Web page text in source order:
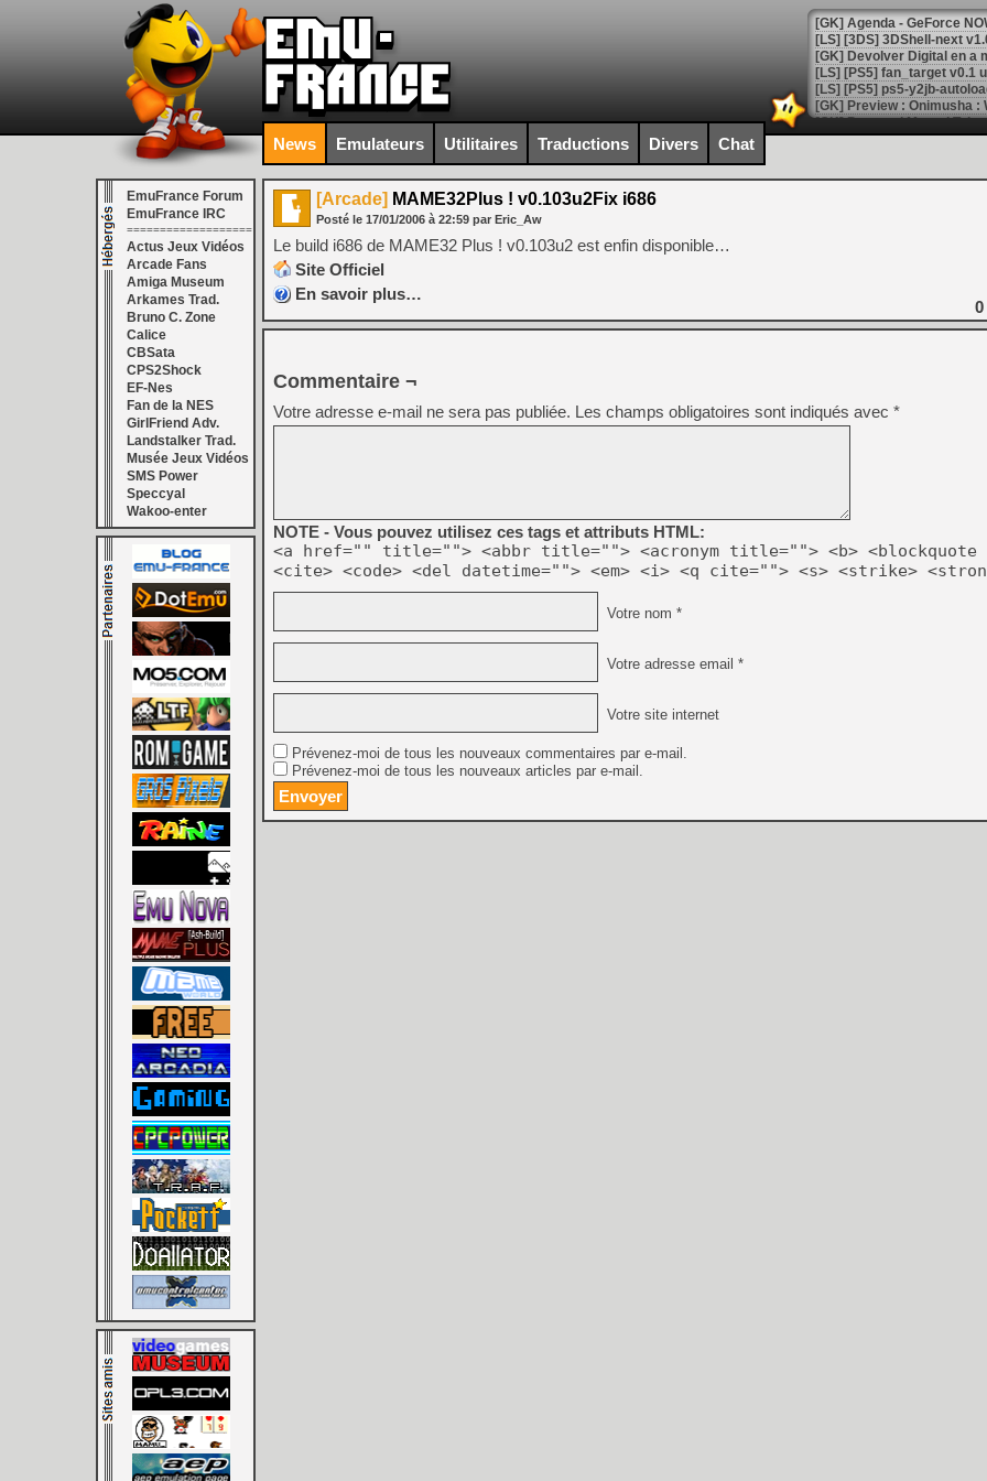
[GK] Agenda - GeForce
[GK] Devolver Digital en a
[LS] [PS5] ps5-y2jb-
[GK] Pourquoi Marvel
[GK] Test : Restory : Chill
[GK] GTA 6 : Rockstar
[GK] Hot Wheels Infinite
[GK] Mémoire cash -
[GK] Résultats Nintendo :
[GK] Déjà des
[Mo5] Brickboy cherche à
[GK] Minecraft et ses «
[GK] Beast of
[GK] Ubisoft : fin de partie
[GK] Mémoire cash -
[GK] Dan Houser (GTA)
[GK] Comment EA Sports
[GK] Crimson Moon : un
[GK] Isle of Reveries : le
[GK] Moonlighter 2 : The
[GK] Capcom relance
[Mo5] Deux inédits du
[GK] Le beat'em up The
[GK] Endless Legend 2 :
[LS] [PS5] Le WebKit
[GK] Oubliez Crazy Taxi,
[LS] [Switch] NSZ 5.0.0
[GK] No More Room in
[GK] Un chatbot Atelier
News Emulateurs Utilitaires Traductions Divers Chat
EmuFrance Forum
EmuFrance IRC
===================
Actus Jeux Vidéos
Arcade Fans
Amiga Museum
Arkames Trad.
Bruno C. Zone
Calice
CBSata
CPS2Shock
EF-Nes
Fan de la NES
GirlFriend Adv.
Landstalker Trad.
Musée Jeux Vidéos
SMS Power
Speccyal
Wakoo-enter
[Arcade] MAME32Plus ! v0.103u2Fix i686
Posté le 17/01/2006 à 22:59 par Eric_Aw
Le build i686 de MAME32 Plus ! v0.103u2 est enfin disponible…
Site Officiel
En savoir plus…
0
Commentaire ¬
Votre adresse e-mail ne sera pas publiée. Les champs obligatoires sont indiqués avec *
NOTE - Vous pouvez utilisez ces tags et attributs HTML:
<a href="" title=""> <abbr title=""> <acronym title=""> <b> <blockquote
<cite> <code> <del datetime=""> <em> <i> <q cite=""> <s> <strike>
Votre nom *
Votre adresse email *
Votre site internet
Prévenez-moi de tous les nouveaux commentaires par e-mail.
Prévenez-moi de tous les nouveaux articles par e-mail.